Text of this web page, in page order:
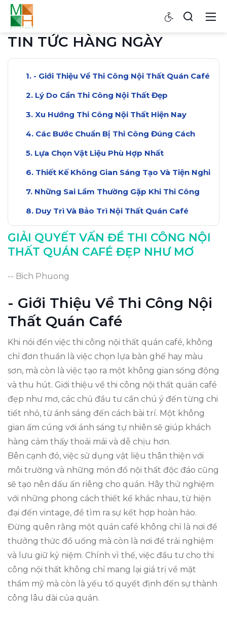
TIN TỨC HÀNG NGÀY
- Giới Thiệu Về Thi Công Nội Thất Quán Café
Lý Do Cần Thi Công Nội Thất Đẹp
Xu Hướng Thi Công Nội Thất Hiện Nay
Các Bước Chuẩn Bị Thi Công Đúng Cách
Lựa Chọn Vật Liệu Phù Hợp Nhất
Thiết Kế Không Gian Sáng Tạo Và Tiện Nghi
Những Sai Lầm Thường Gặp Khi Thi Công
Duy Trì Và Bảo Trì Nội Thất Quán Café
Kết Luận: Xây Dựng Không Gian Mơ Ước
GIẢI QUYẾT VẤN ĐỀ THI CÔNG NỘI
THẤT QUÁN CAFÉ ĐẸP NHƯ MƠ
-- Bich Phuong
- Giới Thiệu Về Thi Công Nội
Thất Quán Café
Khi nói đến việc thi công nội thất quán café, không
chỉ đơn thuần là việc chọn lựa bàn ghế hay màu
sơn, mà còn là việc tạo ra một không gian sống động
và thu hút. Giới thiệu về thi công nội thất quán café
đẹp như mơ, các chủ đầu tư cần chú ý đến từng chi
tiết nhỏ, từ ánh sáng đến cách bài trí. Một không
gian ấm cúng với ánh sáng tự nhiên sẽ giúp khách
hàng cảm thấy thoải mái và dễ chịu hơn.
Bên cạnh đó, việc sử dụng vật liệu thân thiện với
môi trường và những món đồ nội thất độc đáo cũng
sẽ tạo nên dấu ấn riêng cho quán. Hãy thử nghiệm
với những phong cách thiết kế khác nhau, từ hiện
đại đến vintage, để tìm ra sự kết hợp hoàn hảo.
Đừng quên rằng một quán café không chỉ là nơi để
thưởng thức đồ uống mà còn là nơi để trải nghiệm
và lưu giữ kỷ niệm. Chính vì thế, việc đầu tư cho thi
công nội thất không chỉ mang lại giá trị về mặt
thẩm mỹ mà còn là yếu tố quyết định đến sự thành
công lâu dài của quán.